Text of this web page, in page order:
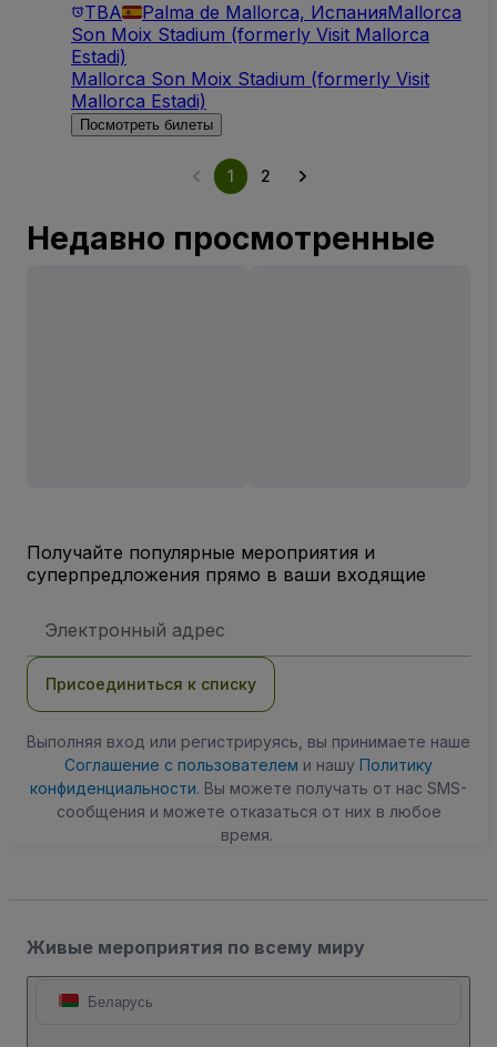
TBA Palma de Mallorca, ИспанияMallorca
Son Moix Stadium (formerly Visit Mallorca
Estadi)
Mallorca Son Moix Stadium (formerly Visit
Mallorca Estadi)
Посмотреть билеты
1 2
Недавно просмотренные
Получайте популярные мероприятия и
суперпредложения прямо в ваши входящие
электронной
Присоединиться к списку
Выполняя вход или регистрируясь, вы принимаете наше
Соглашение с пользователем и нашу Политику
конфиденциальности. Вы можете получать от нас SMS-
сообщения и можете отказаться от них в любое
время.
Живые мероприятия по всему миру
Беларусь